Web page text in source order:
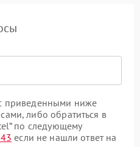
приведенными ниже
либо обратиться в
по следующему
если не нашли ответ на